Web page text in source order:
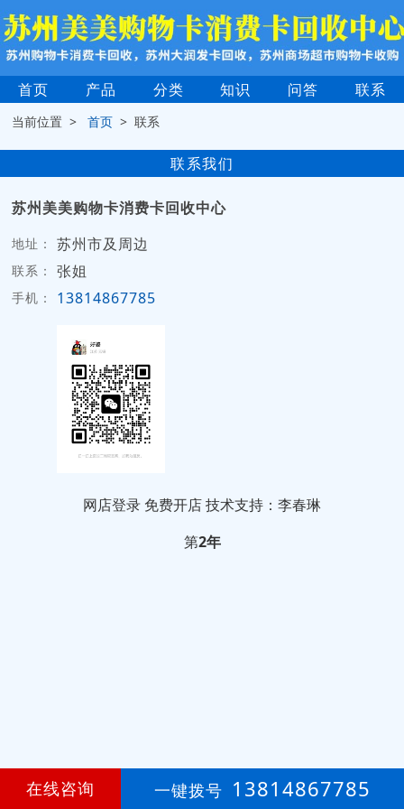
首页 产品 分类 知识 问答 联系
当前位置 >首页 > 联系
联系我们
苏州美美购物卡消费卡回收中心
地址： 苏州市及周边
联系： 张姐
手机： 13814867785
网店登录 免费开店技术支持：李春琳
第2年
在线咨询 一键拨号 13814867785